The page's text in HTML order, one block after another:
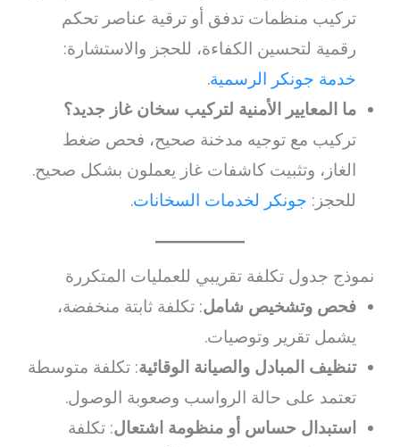
تركيب منظمات تدفق أو ترقية عناصر تحكم
رقمية لتحسين الكفاءة، للحجز والاستشارة:
خدمة جونكر الرسمية.
ما المعايير الأمنية لتركيب سخان غاز جديد؟
تركيب مع توجيه مدخنة صحيح، فحص ضغط
الغاز، وتثبيت كاشفات غاز يعملون بشكل صحيح.
للحجز: جونكر لخدمات السخانات.
نموذج جدول تكلفة تقريبي للعمليات المتكررة
فحص وتشخيص شامل: تكلفة ثابتة منخفضة،
يشمل تقرير وتوصيات.
تنظيف المبادل والصيانة الوقائية: تكلفة متوسطة
تعتمد على حالة الرواسب وصعوبة الوصول.
استبدال حساس أو منظومة اشتعال: تكلفة